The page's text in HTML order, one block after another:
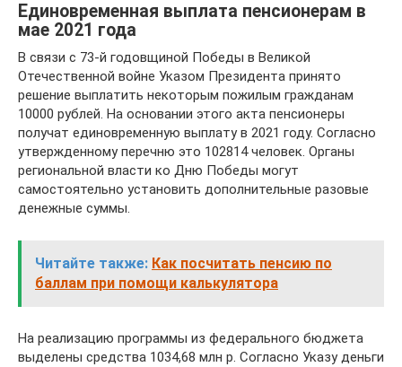
Единовременная выплата пенсионерам в
мае 2021 года
В связи с 73-й годовщиной Победы в Великой
Отечественной войне Указом Президента принято
решение выплатить некоторым пожилым гражданам
10000 рублей. На основании этого акта пенсионеры
получат единовременную выплату в 2021 году. Согласно
утвержденному перечню это 102814 человек. Органы
региональной власти ко Дню Победы могут
самостоятельно установить дополнительные разовые
денежные суммы.
Читайте также: Как посчитать пенсию по
баллам при помощи калькулятора
На реализацию программы из федерального бюджета
выделены средства 1034,68 млн р. Согласно Указу деньги